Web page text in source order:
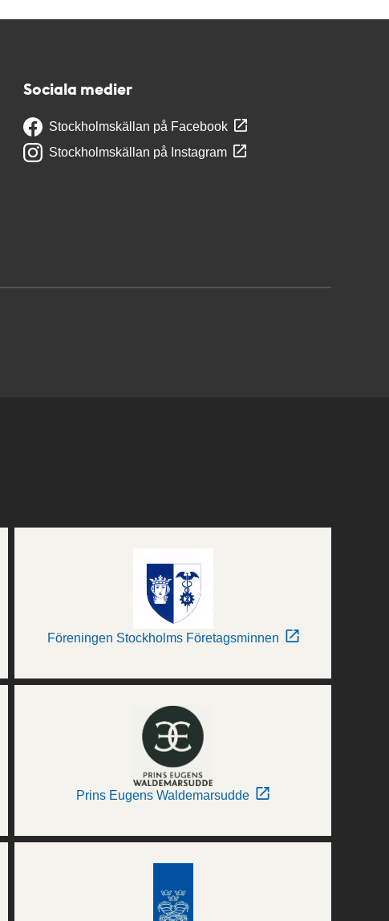
Sociala medier
Stockholmskällan på Facebook
Stockholmskällan på Instagram
Föreningen Stockholms Företagsminnen
Prins Eugens Waldemarsudde